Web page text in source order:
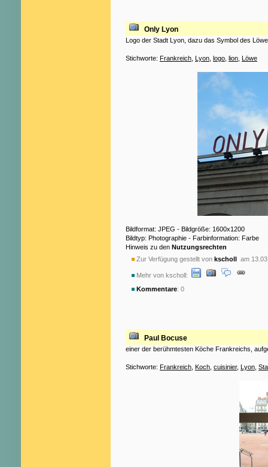
Only Lyon
Logo der Stadt Lyon, dazu das Symbol des
Stichworte: Frankreich Lyon logo lion Löwe
Bildformat: JPEG - Bildgröße: 1600x1200
Bildtyp: Photographie - Farbinformation: Farbe
Hinweis zu den Nutzungsrechten
Zur Verfügung gestellt von kscholl am
Mehr von kscholl:
Kommentare: 0
Paul Bocuse
einer der berühmtesten Köche Frankreichs,
Stichworte: Frankreich Koch cuisinier, Lyon